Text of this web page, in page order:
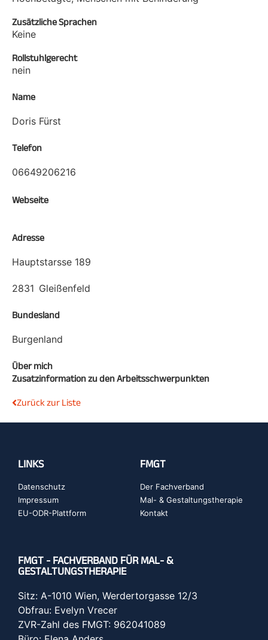
Zusätzliche Sprachen
Keine
Rollstuhlgerecht
nein
Name
Doris Fürst
Telefon
06649206216
Webseite
Adresse
Hauptstarsse 189
2831 Gleißenfeld
Bundesland
Burgenland
Über mich
Zusatzinformation zu den Arbeitsschwerpunkten
Zurück zur Liste
LINKS
Datenschutz
Impressum
EU-ODR-Plattform
FMGT
Der Fachverband
Mal- & Gestaltungstherapie
Kontakt
FMGT - FACHVERBAND FÜR MAL- &
GESTALTUNGSTHERAPIE
Sitz: A-1010 Wien, Werdertorgasse 12/3
Obfrau: Evelyn Vrecer
ZVR-Zahl des FMGT: 962041089